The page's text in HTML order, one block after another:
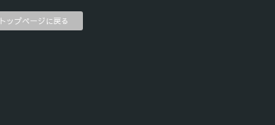
トップページに戻る